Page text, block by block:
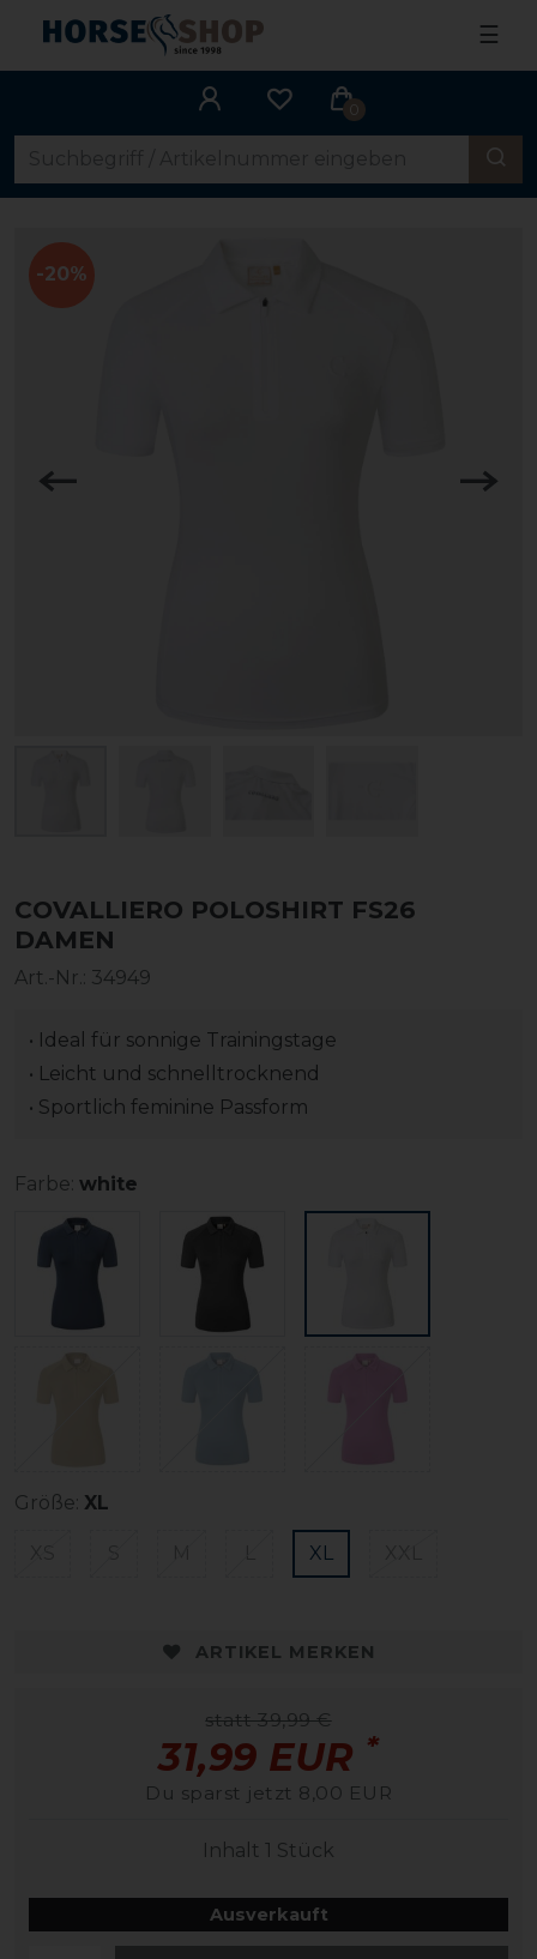
☰
0
-20%
COVALLIERO POLOSHIRT FS26
DAMEN
Art.-Nr.: 34949
• Ideal für sonnige Trainingstage
• Leicht und schnelltrocknend
• Sportlich feminine Passform
Farbe: white
Größe: XL
XL
ARTIKEL MERKEN
statt 39,99 €
31,99 EUR *
Du sparst jetzt 8,00 EUR
Inhalt 1 Stück
Ausverkauft